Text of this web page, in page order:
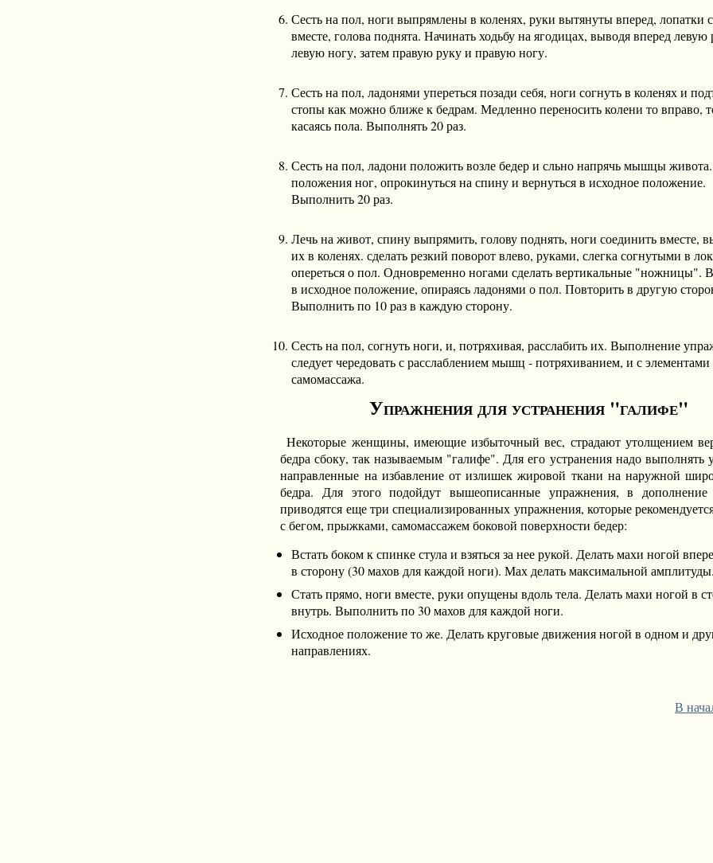
Сесть на пол, ноги выпрямлены в коленях, руки вытянуты вперед, лопатки
вместе, голова поднята. Начинать ходьбу на ягодицах, выводя вперед левую
левую ногу, затем правую руку и правую ногу.
Сесть на пол, ладонями упереться позади себя, ноги согнуть в коленях и
стопы как можно ближе к бедрам. Медленно переносить колени то вправо,
касаясь пола. Выполнять 20 раз.
Сесть на пол, ладони положить возле бедер и сльно напрячь мышцы
положения ног, опрокинуться на спину и вернуться в исходное положение.
Выполнить 20 раз.
Лечь на живот, спину выпрямить, голову поднять, ноги соединить вместе,
их в коленях. сделать резкий поворот влево, руками, слегка согнутыми в
опереться о пол. Одновременно ногами сделать вертикальные "ножницы".
в исходное положение, опираясь ладонями о пол. Повторить в другую
Выполнить по 10 раз в каждую сторону.
Сесть на пол, согнуть ноги, и, потряхивая, расслабить их. Выполнение
следует чередовать с расслаблением мышц - потряхиванием, и с элементами
самомассажа.
Упражнения для устранения "галифе"
Некоторые женщины, имеющие избыточный вес, страдают утолщением
бедра сбоку, так называемым "галифе". Для его устранения надо выполнять
направленные на избавление от излишек жировой ткани на наружной
бедра. Для этого подойдут вышеописанные упражнения, в
приводятся еще три специализированных упражнения, которые
с бегом, прыжками, самомассажем боковой поверхности бедер:
Встать боком к спинке стула и взяться за нее рукой. Делать махи ногой
в сторону (30 махов для каждой ноги). Мах делать максимальной амплитуды.
Стать прямо, ноги вместе, руки опущены вдоль тела. Делать махи ногой в
внутрь. Выполнить по 30 махов для каждой ноги.
Исходное положение то же. Делать круговые движения ногой в одном и
направлениях.
В